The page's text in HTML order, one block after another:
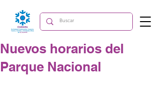
Nuevos horarios del
Parque Nacional